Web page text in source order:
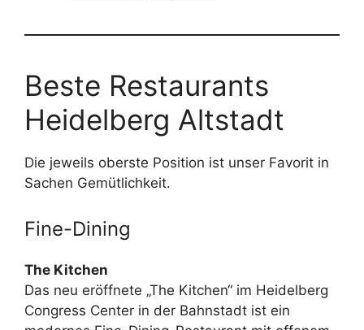
Beste Restaurants
Heidelberg Altstadt
Die jeweils oberste Position ist unser Favorit in
Sachen Gemütlichkeit.
Fine-Dining
The Kitchen
Das neu eröffnete „The Kitchen“ im Heidelberg
Congress Center in der Bahnstadt ist ein